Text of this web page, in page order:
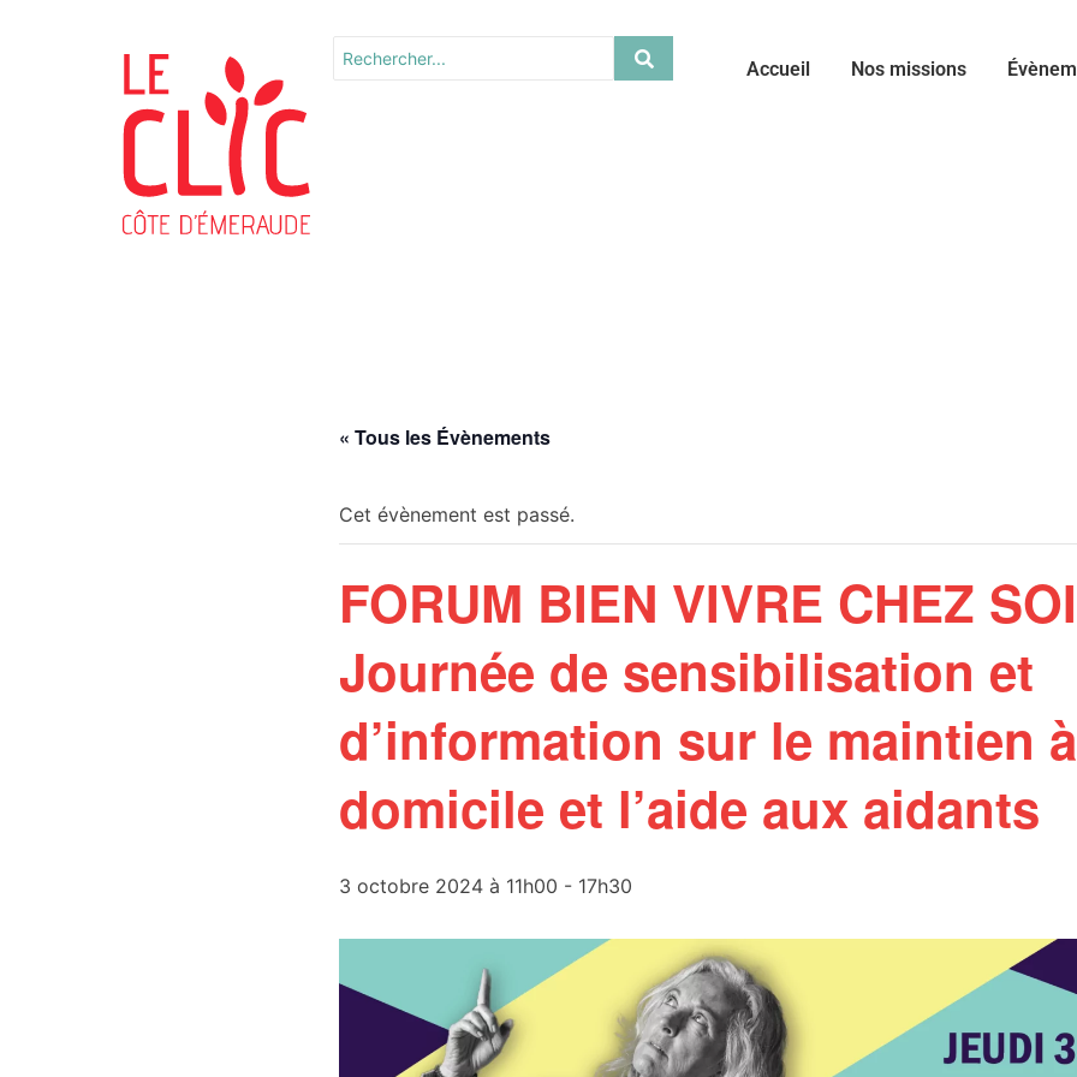
Accueil Nos missions
« Tous les Évènements
Cet évènement est passé.
FORUM BIEN VIVRE CHEZ
Journée de sensibilisation et
d’information sur le maintien à
domicile et l’aide aux aidants
3 octobre 2024 à 11h00 - 17h30